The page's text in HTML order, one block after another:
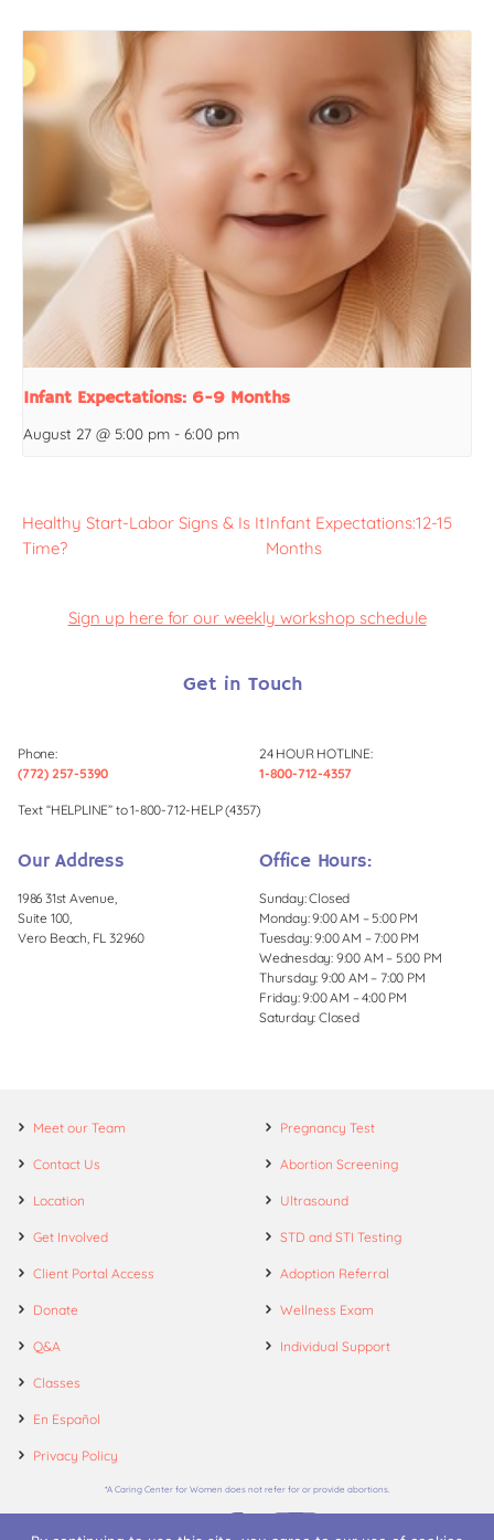
Infant Expectations: 6-9 Months
August 27 @ 5:00 pm - 6:00 pm
Healthy Start-Labor Signs & Is It
Time?
Infant Expectations:12-15
Months
Sign up here for our weekly workshop schedule
Get in Touch
Phone:
(772) 257-5390
24 HOUR HOTLINE:
1-800-712-4357
Text “HELPLINE” to 1-800-712-HELP (4357)
Our Address
1986 31st Avenue,
Suite 100,
Vero Beach, FL 32960
Office Hours:
Sunday: Closed
Monday: 9:00 AM – 5:00 PM
Tuesday: 9:00 AM – 7:00 PM
Wednesday: 9:00 AM – 5:00 PM
Thursday: 9:00 AM – 7:00 PM
Friday: 9:00 AM – 4:00 PM
Saturday: Closed
Meet our Team
Contact Us
Location
Get Involved
Client Portal Access
Donate
Q&A
Classes
En Español
Privacy Policy
Pregnancy Test
Abortion Screening
Ultrasound
STD and STI Testing
Adoption Referral
Wellness Exam
Individual Support
*A Caring Center for Women does not refer for or provide abortions.